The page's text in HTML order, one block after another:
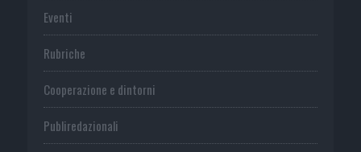
Eventi
Rubriche
Cooperazione e dintorni
Publiredazionali